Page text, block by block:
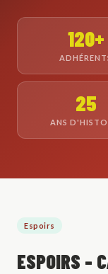
120+
25
ANS
Espoirs
ESPOIRS -